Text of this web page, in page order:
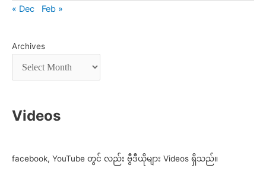
« Dec
Feb »
Archives
Videos
facebook, YouTube တွင် လည်း ဗွီဒီယိုများ Videos ရှိသည်။